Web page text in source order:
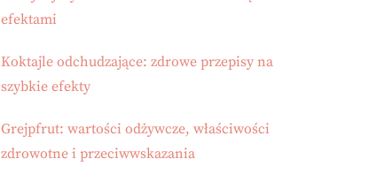
efektami
Koktajle odchudzające: zdrowe przepisy na
szybkie efekty
Grejpfrut: wartości odżywcze, właściwości
zdrowotne i przeciwwskazania